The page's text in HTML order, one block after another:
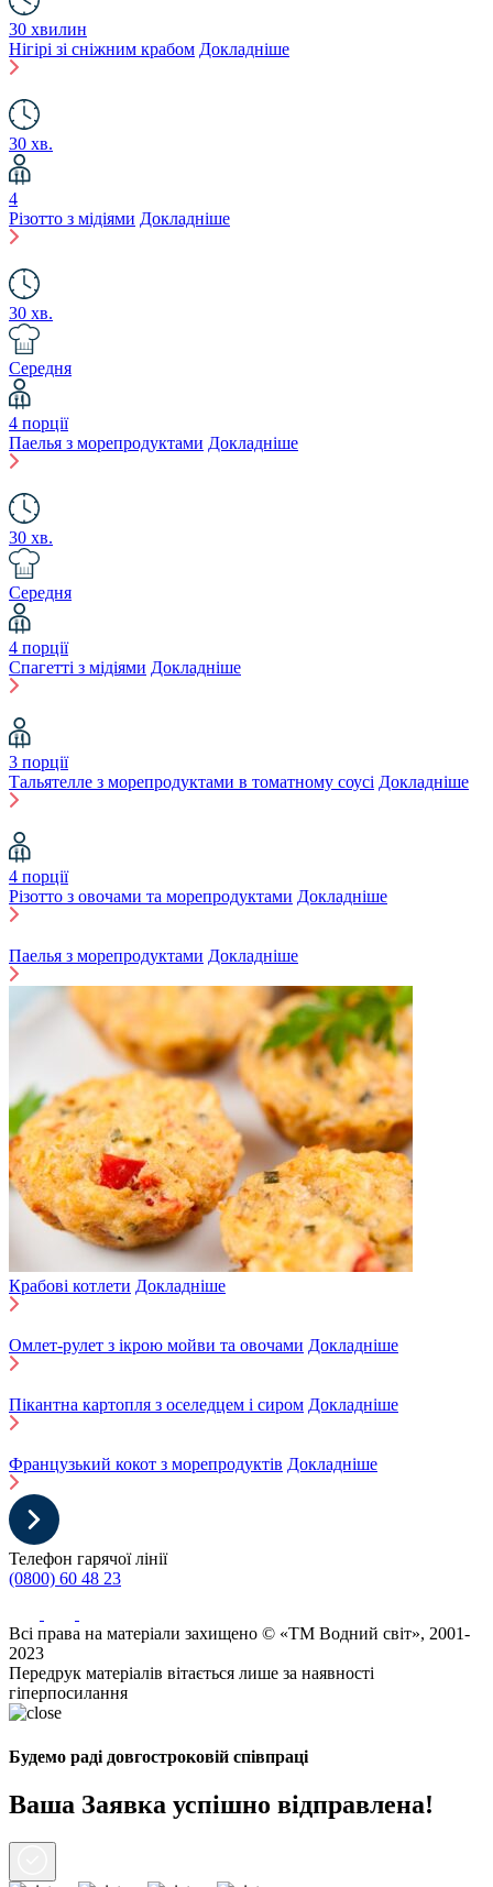
30 хвилин
Нігірі зі сніжним крабом Докладніше
30 хв.
4
Різотто з мідіями Докладніше
30 хв.
Середня
4 порції
Паелья з морепродуктами Докладніше
30 хв.
Середня
4 порції
Спагетті з мідіями Докладніше
3 порції
Тальятелле з морепродуктами в томатному соусі Докладніше
4 порції
Різотто з овочами та морепродуктами Докладніше
Паелья з морепродуктами Докладніше
Крабові котлети Докладніше
Омлет-рулет з ікрою мойви та овочами Докладніше
Пікантна картопля з оселедцем і сиром Докладніше
Французький кокот з морепродуктів Докладніше
Телефон гарячої лінії
(0800) 60 48 23
Всі права на матеріали захищено © «ТМ Водний світ», 2001-
2023
Передрук матеріалів вітається лише за наявності
гіперпосилання
Будемо раді довгостроковій співпраці
Ваша Заявка успішно відправлена!